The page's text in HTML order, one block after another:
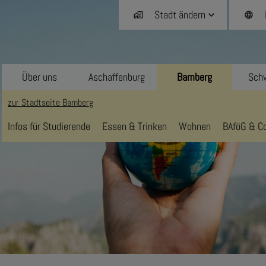
home_work Stadt ändern language
Über uns Aschaffenburg Bamberg
zur Stadtseite Bamberg
Infos für Studierende Essen & Trinken Wohnen BAföG &